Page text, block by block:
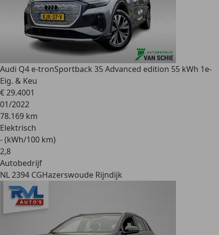
Audi Q4 e-tronSportback 35 Advanced edition 55 kWh 1e-
Eig. & Keu
€ 29.4001
01/2022
78.169 km
Elektrisch
- (kWh/100 km)
2,8
Autobedrijf
NL 2394 CGHazerswoude Rijndijk